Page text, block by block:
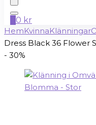
0 kr
HemKvinnaKlänningar
Dress Black 36 Flower
- 30%